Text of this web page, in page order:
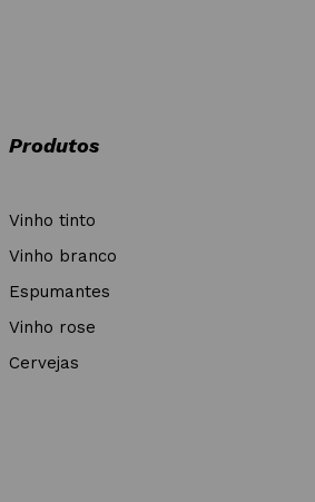
Produtos
Vinho tinto
Vinho branco
Espumantes
Vinho rose
Cervejas